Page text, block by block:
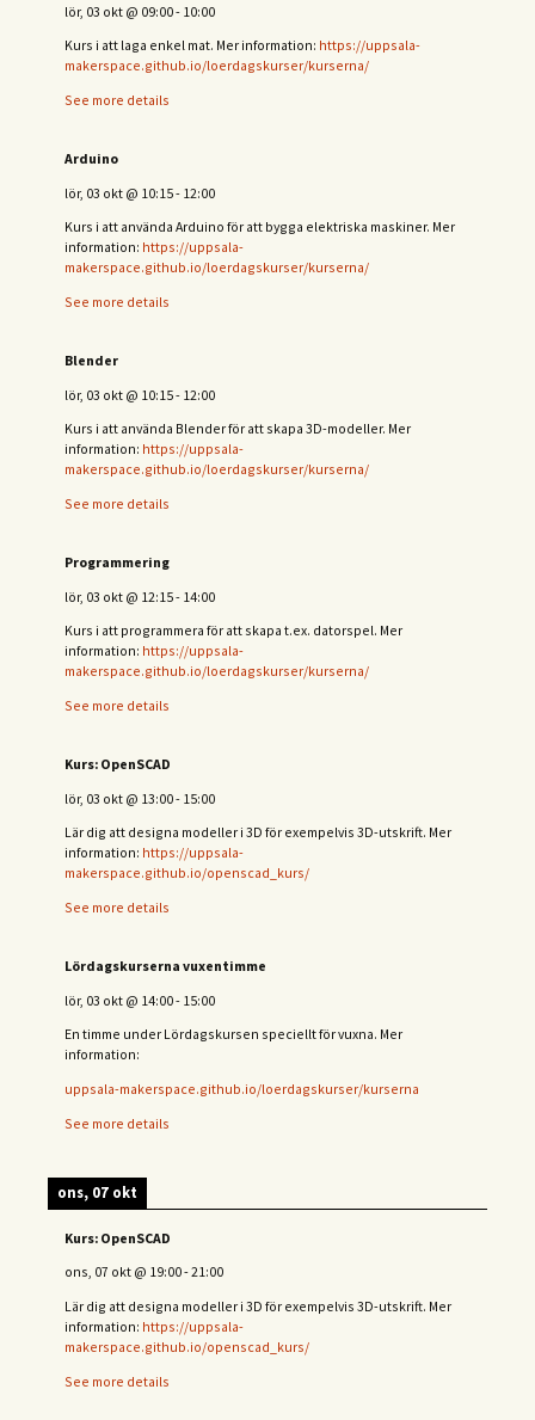
lör, 03 okt @ 09:00- 10:00
Kurs i att laga enkel mat. Mer information: https://uppsala-
makerspace.github.io/loerdagskurser/kurserna/
See more details
Arduino
lör, 03 okt @ 10:15- 12:00
Kurs i att använda Arduino för att bygga elektriska maskiner. Mer
information: https://uppsala-
makerspace.github.io/loerdagskurser/kurserna/
See more details
Blender
lör, 03 okt @ 10:15- 12:00
Kurs i att använda Blender för att skapa 3D-modeller. Mer
information: https://uppsala-
makerspace.github.io/loerdagskurser/kurserna/
See more details
Programmering
lör, 03 okt @ 12:15- 14:00
Kurs i att programmera för att skapa t.ex. datorspel. Mer
information: https://uppsala-
makerspace.github.io/loerdagskurser/kurserna/
See more details
Kurs: OpenSCAD
lör, 03 okt @ 13:00- 15:00
Lär dig att designa modeller i 3D för exempelvis 3D-utskrift. Mer
information: https://uppsala-
makerspace.github.io/openscad_kurs/
See more details
Lördagskurserna vuxentimme
lör, 03 okt @ 14:00- 15:00
En timme under Lördagskursen speciellt för vuxna. Mer
information:
uppsala-makerspace.github.io/loerdagskurser/kurserna
See more details
ons, 07 okt
Kurs: OpenSCAD
ons, 07 okt @ 19:00-21:00
Lär dig att designa modeller i 3D för exempelvis 3D-utskrift. Mer
information: https://uppsala-
makerspace.github.io/openscad_kurs/
See more details